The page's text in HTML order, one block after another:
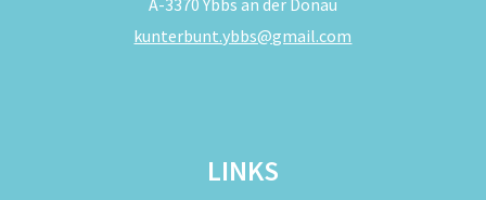
kunterbunt.ybbs@gmail.com
LINKS